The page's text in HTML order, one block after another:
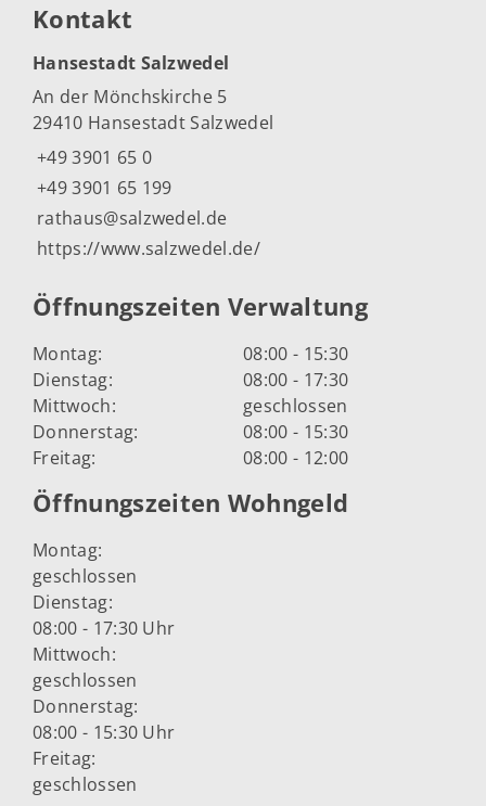
Kontakt
Hansestadt Salzwedel
An der Mönchskirche 5
29410 Hansestadt Salzwedel
+49 3901 65 0
+49 3901 65 199
rathaus@salzwedel.de
https://www.salzwedel.de/
Öffnungszeiten Verwaltung
Montag:
08:00 - 15:30
Dienstag:
08:00 - 17:30
Mittwoch:
geschlossen
Donnerstag:
08:00 - 15:30
Freitag:
08:00 - 12:00
Öffnungszeiten Wohngeld
Montag:
geschlossen
Dienstag:
08:00 - 17:30 Uhr
Mittwoch:
geschlossen
Donnerstag:
08:00 - 15:30 Uhr
Freitag:
geschlossen